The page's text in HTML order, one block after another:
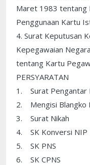
Maret 1983 tentang
Penggunaan Kartu
4. Surat Keputusan
Kepegawaian
tentang Kartu
PERSYARATAN
1. Surat Pengantar
2. Mengisi Blangko
3. Surat Nikah
4. SK Konversi NIP
5. SK PNS
6. SK CPNS